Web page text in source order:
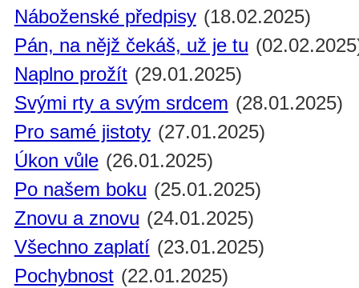
Náboženské předpisy (18.02.2025)
Pán, na nějž čekáš, už je tu
Naplno prožít (29.01.2025)
Svými rty a svým srdcem (28.01.2025)
Pro samé jistoty (27.01.2025)
Úkon vůle (26.01.2025)
Po našem boku (25.01.2025)
Znovu a znovu (24.01.2025)
Všechno zaplatí (23.01.2025)
Pochybnost (22.01.2025)